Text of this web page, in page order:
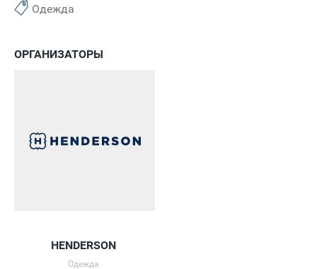
Одежда
ОРГАНИЗАТОРЫ
HENDERSON
Одежда